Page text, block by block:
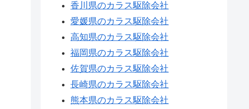
香川県のカラス駆除会社
愛媛県のカラス駆除会社
高知県のカラス駆除会社
福岡県のカラス駆除会社
佐賀県のカラス駆除会社
長崎県のカラス駆除会社
熊本県のカラス駆除会社